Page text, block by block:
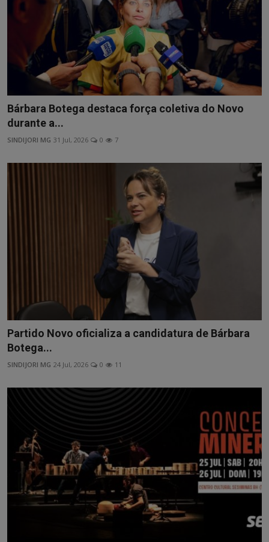
Bárbara Botega destaca força coletiva do Novo
durante a...
SINDIJORI MG 31 Jul, 2026 0 7
Partido Novo oficializa a candidatura de Bárbara
Botega...
SINDIJORI MG 24 Jul, 2026 0 11